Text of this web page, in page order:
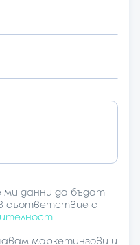
ми данни да бъдат
съответствие с
маркетингови и